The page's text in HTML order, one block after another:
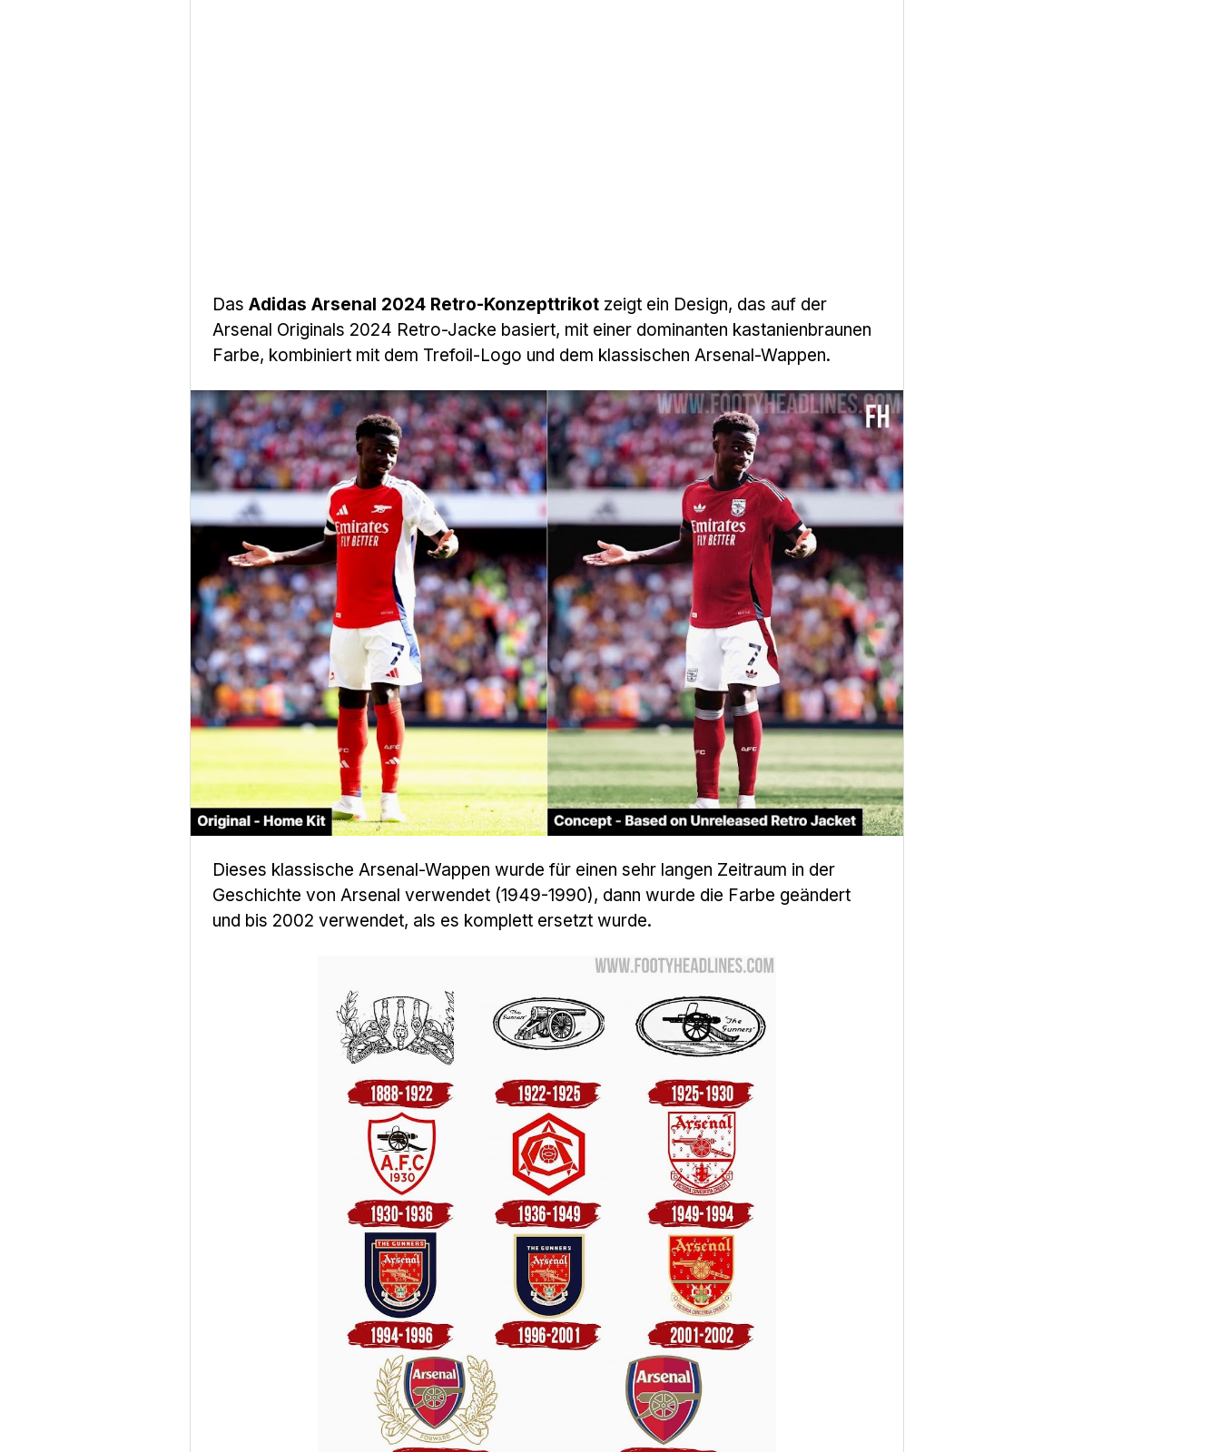
Das Adidas Arsenal 2024 Retro-Konzepttrikot zeigt ein Design, das auf der
Arsenal Originals 2024 Retro-Jacke basiert, mit einer dominanten kastanienbraunen
Farbe, kombiniert mit dem Trefoil-Logo und dem klassischen Arsenal-Wappen.
Dieses klassische Arsenal-Wappen wurde für einen sehr langen Zeitraum in der
Geschichte von Arsenal verwendet (1949-1990), dann wurde die Farbe geändert
und bis 2002 verwendet, als es komplett ersetzt wurde.